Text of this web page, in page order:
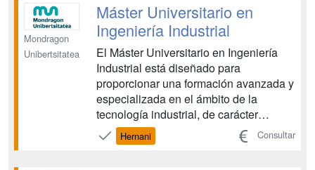
Mondragon
Unibertsitatea
Máster Universitario en
Ingeniería Industrial
El Máster Universitario en Ingeniería
Industrial está diseñado para
proporcionar una formación avanzada y
especializada en el ámbito de la
tecnología industrial, de carácter
multidisciplinar, y que capacitará para
emprender, planificar e integrar
Hernani Consultar